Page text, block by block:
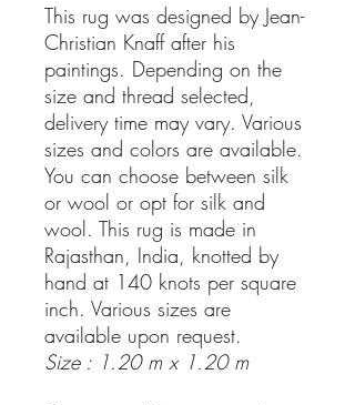
This rug was designed by Jean-
Christian Knaff after his
paintings. Depending on the
size and thread selected,
delivery time may vary. Various
sizes and colors are available.
You can choose between silk
or wool or opt for silk and
wool. This rug is made in
Rajasthan, India, knotted by
hand at 140 knots per square
inch. Various sizes are
available upon request.
Size : 1.20 m x 1.20 m